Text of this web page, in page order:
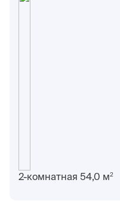
2-комнатная 54,0 м2